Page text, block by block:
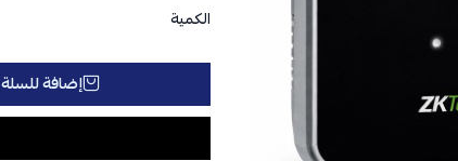
الكمية
إضافة للسلة